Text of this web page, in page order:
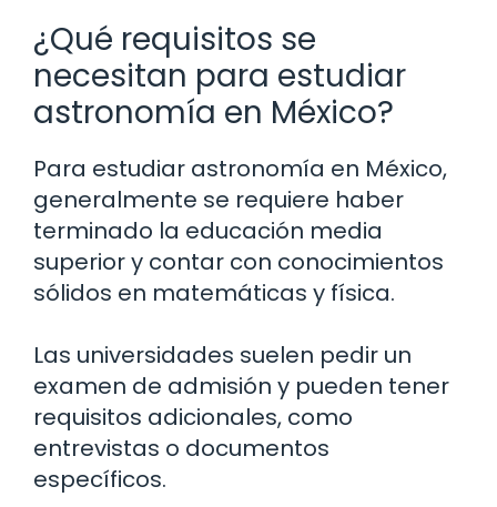
¿Qué requisitos se
necesitan para estudiar
astronomía en México?
Para estudiar astronomía en México,
generalmente se requiere haber
terminado la educación media
superior y contar con conocimientos
sólidos en matemáticas y física.
Las universidades suelen pedir un
examen de admisión y pueden tener
requisitos adicionales, como
entrevistas o documentos
específicos.